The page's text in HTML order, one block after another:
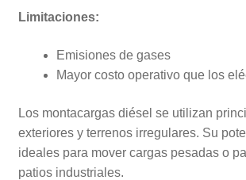
Limitaciones:
Emisiones de gases
Mayor costo operativo que los
Los montacargas diésel se utilizan
exteriores y terrenos irregulares. Su
ideales para mover cargas pesadas o
patios industriales.